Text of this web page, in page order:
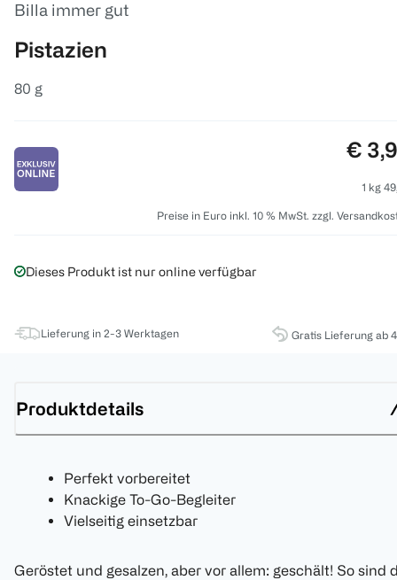
Billa immer gut
Pistazien
80 g
€
1 kg
Preise in Euro inkl. 10 % MwSt. zzgl.
Dieses Produkt ist nur online verfügbar
Lieferung in 2-3 Werktagen Gratis Lieferung ab
Produktdetails
Perfekt vorbereitet
Knackige To-Go-Begleiter
Vielseitig einsetzbar
Geröstet und gesalzen, aber vor allem: geschält! So sind